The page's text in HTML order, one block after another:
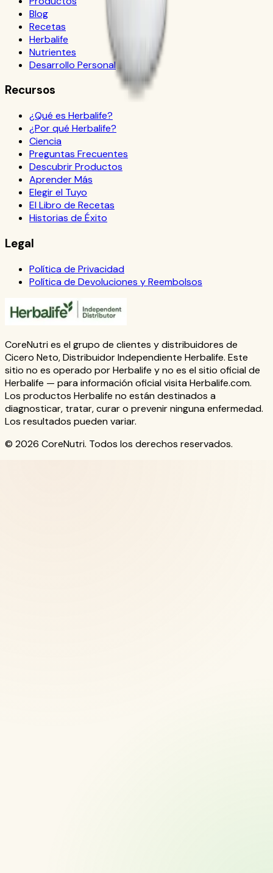
Blog
Recetas
Herbalife
Nutrientes
Desarrollo Personal
Recursos
¿Qué es Herbalife?
¿Por qué Herbalife?
Ciencia
Preguntas Frecuentes
Descubrir Productos
Aprender Más
Elegir el Tuyo
El Libro de Recetas
Historias de Éxito
Legal
Política de Privacidad
Política de Devoluciones y Reembolsos
CoreNutri es el grupo de clientes y distribuidores de
Cicero Neto, Distribuidor Independiente Herbalife. Este
sitio no es operado por Herbalife y no es el sitio oficial de
Herbalife — para información oficial visita Herbalife.com.
Los productos Herbalife no están destinados a
diagnosticar, tratar, curar o prevenir ninguna enfermedad.
Los resultados pueden variar.
© 2026 CoreNutri. Todos los derechos reservados.